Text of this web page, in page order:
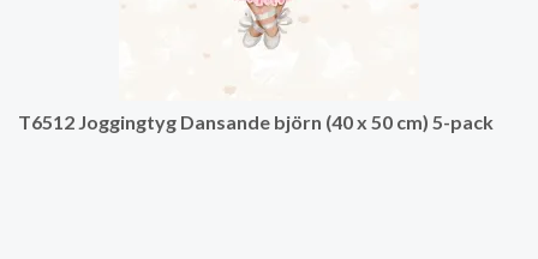
T6512 Joggingtyg Dansande björn (40 x 50 cm) 5-pack